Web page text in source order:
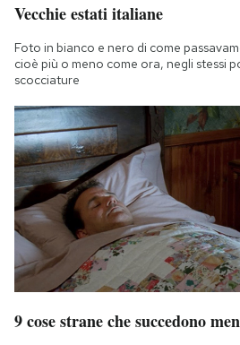
Vecchie estati italiane
Foto in bianco e nero di come
cioè più o meno come ora, negli stessi
scocciature
9 cose strane che succedono